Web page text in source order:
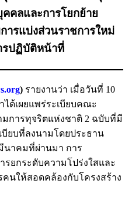
คลและการโยกย้าย
ารแบ่งส่วนราชการใหม่
รปฏิบัติหน้าที่
) รายงานว่า เมื่อวันที่ 10
ได้เผยแพร่ระเบียบคณะ
การทุจริตแห่งชาติ 2 ฉบับที่มี
บียบที่ลงนามโดยประธาน
นาคมที่ผ่านมา การ
รยกระดับความโปร่งใสและ
นให้สอดคล้องกับโครงสร้าง